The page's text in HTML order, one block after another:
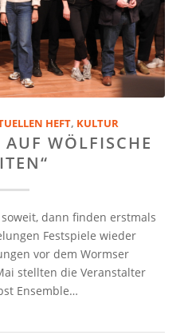
HEFT, KULTUR
WÖLFISCHE
dann finden erstmals
Festspiele wieder
vor dem Wormser
stellten die Veranstalter
Ensemble…